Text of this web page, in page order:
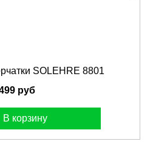
SOLEHRE 8801
руб
В корзину